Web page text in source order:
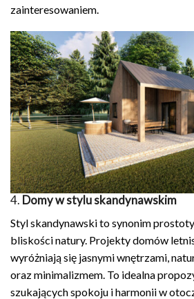
zainteresowaniem.
4. Domy w stylu skandynawskim
Styl skandynawski to synonim
bliskości natury. Projekty domów
wyróżniają się jasnymi wnętrzami,
oraz minimalizmem. To idealna
szukających spokoju i harmonii w